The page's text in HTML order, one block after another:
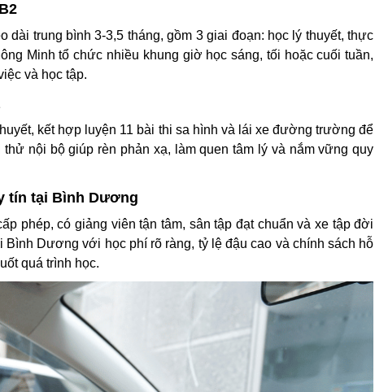
trung bình 3-3,5 tháng, gồm 3 giai đoạn: học lý thuyết, thực
Minh tổ chức nhiều khung giờ học sáng, tối hoặc cuối tuần,
và học tập.
kết hợp luyện 11 bài thi sa hình và lái xe đường trường để
nội bộ giúp rèn phản xạ, làm quen tâm lý và nắm vững quy
tín tại Bình Dương
phép, có giảng viên tận tâm, sân tập đạt chuẩn và xe tập đời
Dương với học phí rõ ràng, tỷ lệ đậu cao và chính sách hỗ
quá trình học.